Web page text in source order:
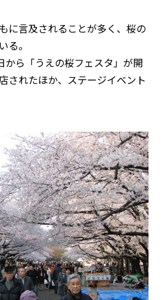
に言及されることが多く、桜の
る。
から「うえの桜フェスタ」が開
されたほか、ステージイベント